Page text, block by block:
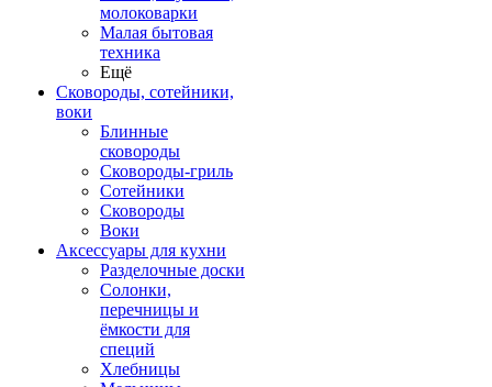
молоковарки
Малая бытовая
техника
Ещё
Сковороды, сотейники,
воки
Блинные
сковороды
Сковороды-гриль
Сотейники
Сковороды
Воки
Аксессуары для кухни
Разделочные доски
Солонки,
перечницы и
ёмкости для
специй
Хлебницы